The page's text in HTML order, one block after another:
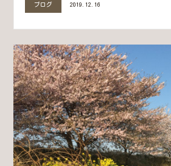
ブログ 2019.12.16